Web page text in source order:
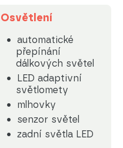
Osvětlení
automatické
přepínání
dálkových světel
LED adaptivní
světlomety
mlhovky
senzor světel
zadní světla LED